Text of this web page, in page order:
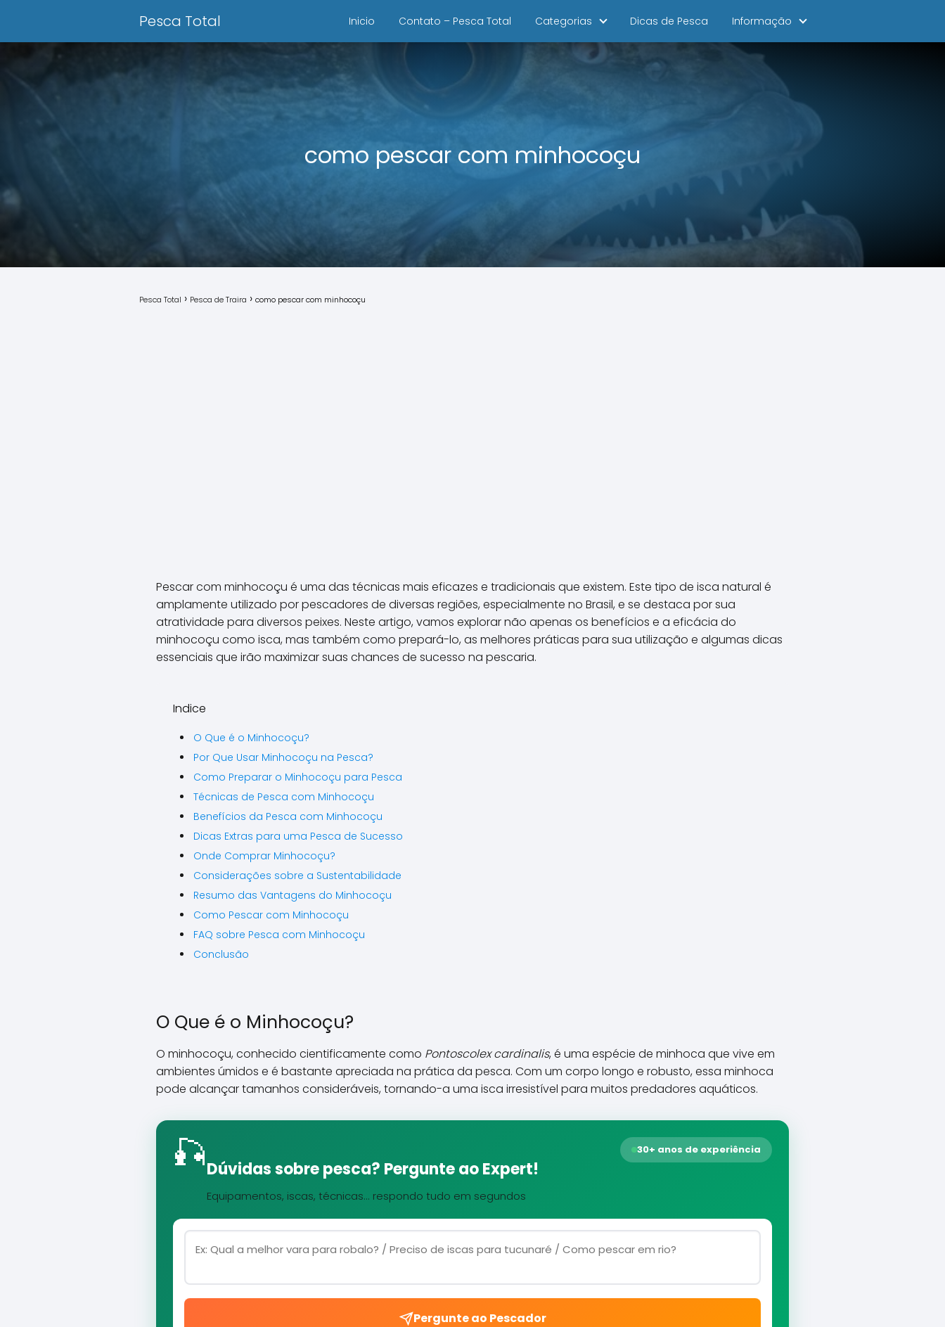
Pesca Total Inicio Contato – Pesca Total Categorias Dicas de Pesca Informação
como pescar com minhocoçu
Pesca Total Pesca de Traira como pescar com minhocoçu
Pescar com minhocoçu é uma das técnicas mais eficazes e tradicionais que existem. Este tipo de isca natural é
amplamente utilizado por pescadores de diversas regiões, especialmente no Brasil, e se destaca por sua
atratividade para diversos peixes. Neste artigo, vamos explorar não apenas os benefícios e a eficácia do
minhocoçu como isca, mas também como prepará-lo, as melhores práticas para sua utilização e algumas dicas
essenciais que irão maximizar suas chances de sucesso na pescaria.
Indice
O Que é o Minhocoçu?
Por Que Usar Minhocoçu na Pesca?
Como Preparar o Minhocoçu para Pesca
Técnicas de Pesca com Minhocoçu
Benefícios da Pesca com Minhocoçu
Dicas Extras para uma Pesca de Sucesso
Onde Comprar Minhocoçu?
Considerações sobre a Sustentabilidade
Resumo das Vantagens do Minhocoçu
Como Pescar com Minhocoçu
FAQ sobre Pesca com Minhocoçu
Conclusão
O Que é o Minhocoçu?
O minhocoçu, conhecido cientificamente como Pontoscolex cardinalis, é uma espécie de minhoca que vive em
ambientes úmidos e é bastante apreciada na prática da pesca. Com um corpo longo e robusto, essa minhoca
pode alcançar tamanhos consideráveis, tornando-a uma isca irresistível para muitos predadores aquáticos.
🎣Dúvidas sobre pesca? Pergunte ao Expert!
Equipamentos, iscas, técnicas... respondo tudo em segundos
30+ anos de experiência
Pergunte ao Pescador